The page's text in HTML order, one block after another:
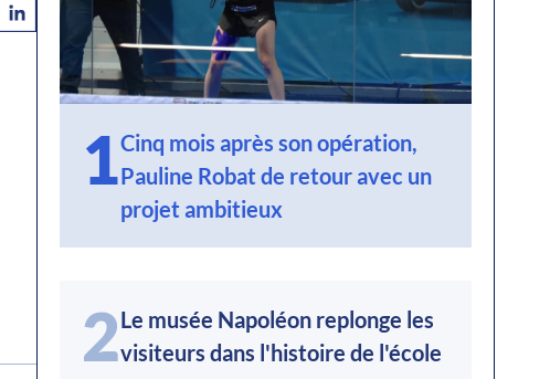
1Cinq mois après son opération,
Pauline Robat de retour avec un
projet ambitieux
2Le musée Napoléon replonge les
visiteurs dans l'histoire de l'école